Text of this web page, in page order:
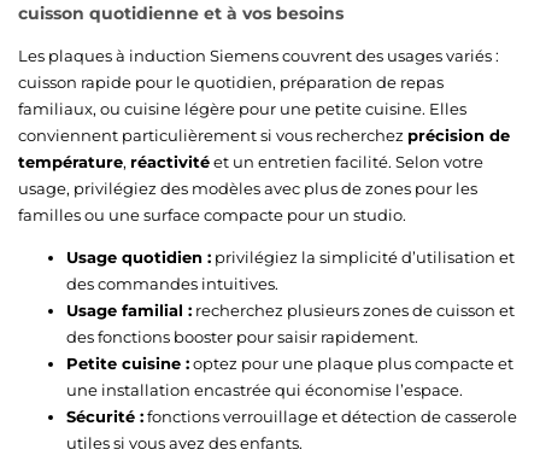
cuisson quotidienne et à vos besoins
Les plaques à induction Siemens couvrent des usages variés :
cuisson rapide pour le quotidien, préparation de repas
familiaux, ou cuisine légère pour une petite cuisine. Elles
conviennent particulièrement si vous recherchez précision de
température, réactivitéet un entretien facilité. Selon votre
usage, privilégiez des modèles avec plus de zones pour les
familles ou une surface compacte pour un studio.
Usage quotidien : privilégiez la simplicité d’utilisation et
des commandes intuitives.
Usage familial : recherchez plusieurs zones de cuisson et
des fonctions booster pour saisir rapidement.
Petite cuisine :optez pour une plaque plus compacte et
une installation encastrée qui économise l’espace.
Sécurité :fonctions verrouillage et détection de casserole
utiles si vous avez des enfants.